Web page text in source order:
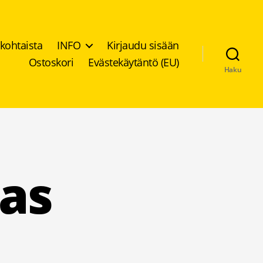
INFO
Kirjaudu sisään
Ostoskori
Evästekäytäntö (EU)
Haku